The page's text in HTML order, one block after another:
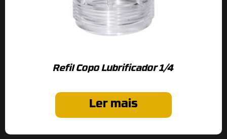
Refil Copo Lubrificador 1/4
Ler mais